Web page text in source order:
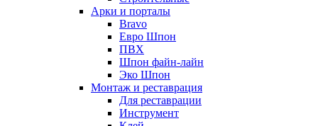
Арки и порталы
Bravo
Евро Шпон
ПВХ
Шпон файн-лайн
Эко Шпон
Монтаж и реставрация
Для реставрации
Инструмент